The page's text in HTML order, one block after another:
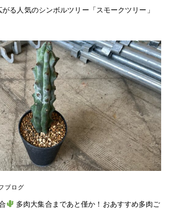
る人気のシンボルツリー「スモークツリー」
ブログ
多肉大集合まであと僅か！おあすすめ多肉ご